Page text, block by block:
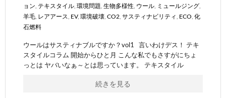
ョン, テキスタイル, 環境問題, 生物多様性, ウール, ミュールジング,
羊毛, レアアース, EV, 環境破壊, CO2, サスティナビリティ, ECO, 化
石燃料
ウールはサスティナブルですか？vol1 言いわけデス！ テキ
スタイルコラム 開始からひと月 こんな私でもさすがにちょ
っとは ヤバいなぁ～とは思っています。 テキスタイル
続きを見る